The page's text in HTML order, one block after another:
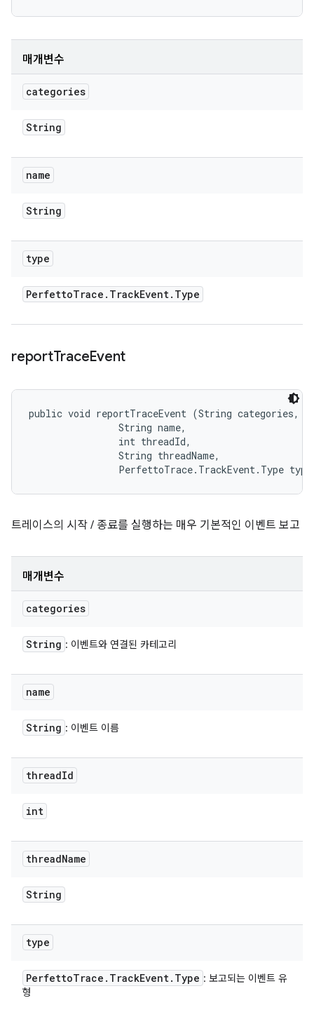
매개변수
categories
String
name
String
type
PerfettoTrace . TrackEvent. Type
reportTraceEvent
public void reportTraceEvent (String categories,
                String name,
                int threadId,
                String threadName,
PerfettoTrace.TrackEvent.Type
트레이스의 시작 / 종료를 실행하는 매우 기본적인 이벤트 보고
매개변수
categories
String : 이벤트와 연결된 카테고리
name
String : 이벤트 이름
threadId
int
threadName
String
type
PerfettoTrace . TrackEvent. Type : 보고되는 이벤트 유
형